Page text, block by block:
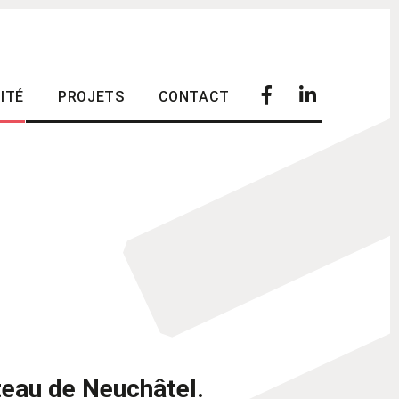
PROJETS CONTACT FacebookLinkedIn
de Neuchâtel.